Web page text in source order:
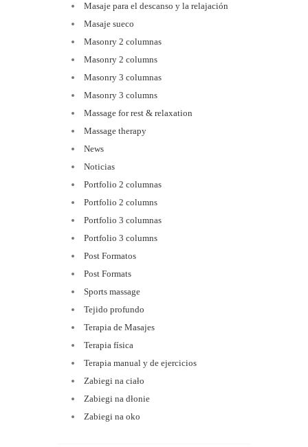
Masaje para el descanso y la relajación
Masaje sueco
Masonry 2 columnas
Masonry 2 columns
Masonry 3 columnas
Masonry 3 columns
Massage for rest & relaxation
Massage therapy
News
Noticias
Portfolio 2 columnas
Portfolio 2 columns
Portfolio 3 columnas
Portfolio 3 columns
Post Formatos
Post Formats
Sports massage
Tejido profundo
Terapia de Masajes
Terapia física
Terapia manual y de ejercicios
Zabiegi na ciało
Zabiegi na dłonie
Zabiegi na oko